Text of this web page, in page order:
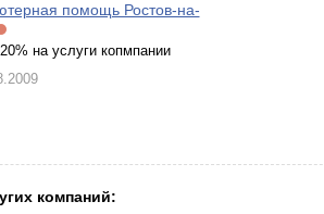
помощь Ростов-на-
на услуги копмпании
компаний: